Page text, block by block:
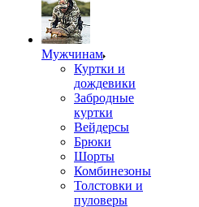
Мужчинам
Куртки и
дождевики
Забродные
куртки
Вейдерсы
Брюки
Шорты
Комбинезоны
Толстовки и
пуловеры